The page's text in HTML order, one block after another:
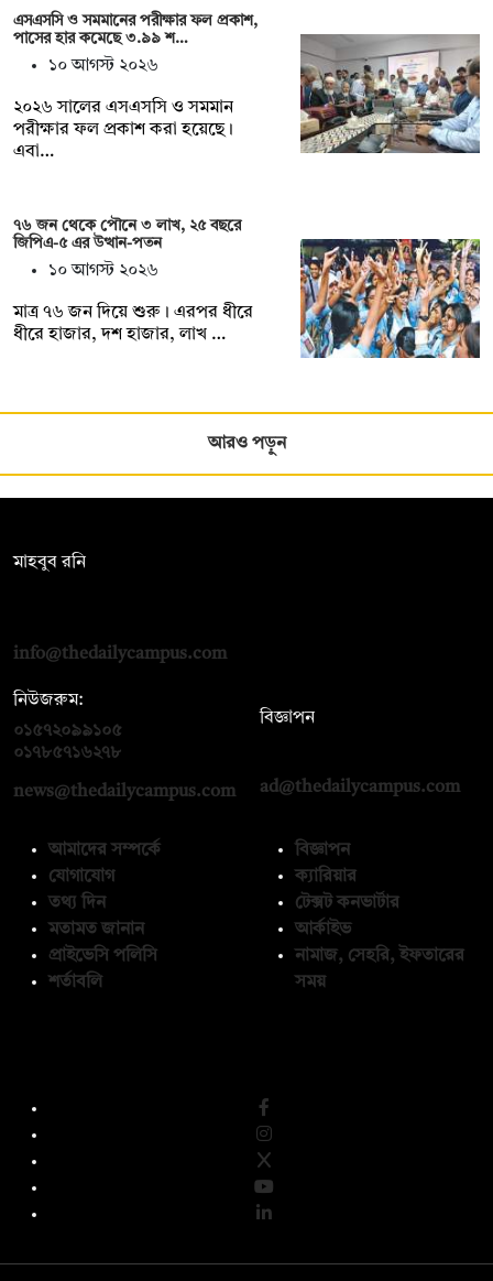
এসএসসি ও সমমানের পরীক্ষার ফল প্রকাশ,
পাসের হার কমেছে ৩.৯৯ শ…
১০ আগস্ট ২০২৬
২০২৬ সালের এসএসসি ও সমমান
পরীক্ষার ফল প্রকাশ করা হয়েছে।
এবা…
৭৬ জন থেকে পৌনে ৩ লাখ, ২৫ বছরে
জিপিএ-৫ এর উত্থান-পতন
১০ আগস্ট ২০২৬
মাত্র ৭৬ জন দিয়ে শুরু। এরপর ধীরে
ধীরে হাজার, দশ হাজার, লাখ …
আরও পড়ুন
মাহবুব রনি
info@thedailycampus.com
নিউজরুম:
০১৫৭২০৯৯১০৫
০১৭৮৫৭১৬২৭৮
news@thedailycampus.com
বিজ্ঞাপন
ad@thedailycampus.com
আমাদের সম্পর্কে
যোগাযোগ
তথ্য দিন
মতামত জানান
প্রাইভেসি পলিসি
শর্তাবলি
বিজ্ঞাপন
ক্যারিয়ার
টেক্সট কনভার্টার
আর্কাইভ
নামাজ, সেহরি, ইফতারের
সময়